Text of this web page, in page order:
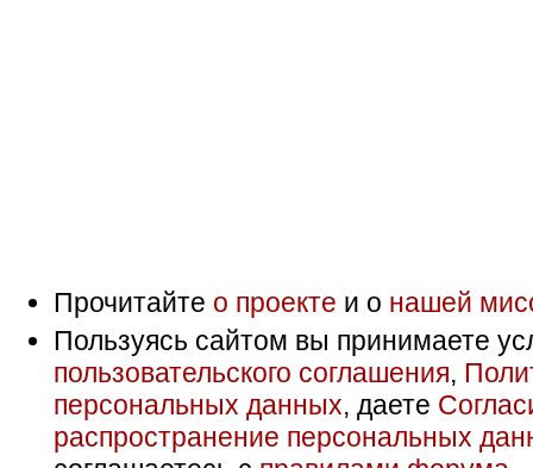
Прочитайте о проекте и о нашей
Пользуясь сайтом вы принимаете
пользовательского соглашения,
персональных данных, даете
распространение персональных